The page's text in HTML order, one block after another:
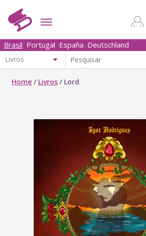
Brasil Portugal España Deutschland
Home / Livros / Lord